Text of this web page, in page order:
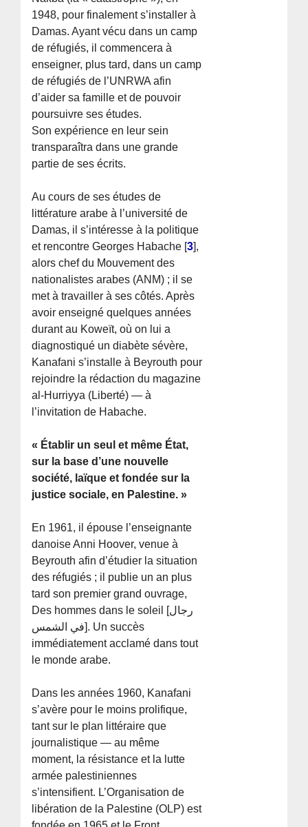
1948, pour finalement s’installer à
Damas. Ayant vécu dans un camp
de réfugiés, il commencera à
enseigner, plus tard, dans un camp
de réfugiés de l’UNRWA afin
d’aider sa famille et de pouvoir
poursuivre ses études.
Son expérience en leur sein
transparaîtra dans une grande
partie de ses écrits.
Au cours de ses études de
littérature arabe à l’université de
Damas, il s’intéresse à la politique
et rencontre Georges Habache [3],
alors chef du Mouvement des
nationalistes arabes (ANM) ; il se
met à travailler à ses côtés. Après
avoir enseigné quelques années
durant au Koweït, où on lui a
diagnostiqué un diabète sévère,
Kanafani s’installe à Beyrouth pour
rejoindre la rédaction du magazine
al-Hurriyya (Liberté) — à
l’invitation de Habache.
« Établir un seul et même État,
sur la base d’une nouvelle
société, laïque et fondée sur la
justice sociale, en Palestine. »
En 1961, il épouse l’enseignante
danoise Anni Hoover, venue à
Beyrouth afin d’étudier la situation
des réfugiés ; il publie un an plus
tard son premier grand ouvrage,
Des hommes dans le soleil [رجال
في الشمس]. Un succès
immédiatement acclamé dans tout
le monde arabe.
Dans les années 1960, Kanafani
s’avère pour le moins prolifique,
tant sur le plan littéraire que
journalistique — au même
moment, la résistance et la lutte
armée palestiniennes
s’intensifient. L’Organisation de
libération de la Palestine (OLP) est